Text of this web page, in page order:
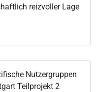
reizvoller Lage
Nutzergruppen
Teilprojekt 2